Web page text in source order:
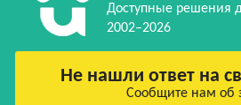
Доступные решения
2002–2026
Не нашли ответ на
Сообщите нам об